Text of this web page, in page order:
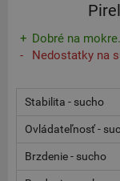
Dobré na mokre.
Nedostatky na
Stabilita - sucho
Ovládateľnosť -
Brzdenie - sucho